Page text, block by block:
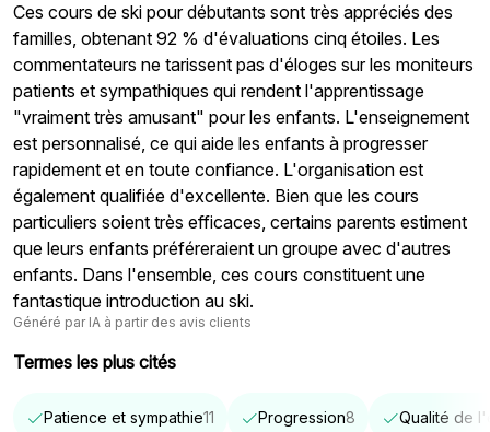
Ces cours de ski pour débutants sont très appréciés des
familles, obtenant 92 % d'évaluations cinq étoiles. Les
commentateurs ne tarissent pas d'éloges sur les moniteurs
patients et sympathiques qui rendent l'apprentissage
"vraiment très amusant" pour les enfants. L'enseignement
est personnalisé, ce qui aide les enfants à progresser
rapidement et en toute confiance. L'organisation est
également qualifiée d'excellente. Bien que les cours
particuliers soient très efficaces, certains parents estiment
que leurs enfants préféreraient un groupe avec d'autres
enfants. Dans l'ensemble, ces cours constituent une
fantastique introduction au ski.
Généré par IA à partir des avis clients
Termes les plus cités
Patience et sympathie11 Progression8 Qualité de